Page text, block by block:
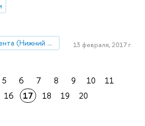
Факультет менеджмента (Нижний Новгород)
13 февраля, 2017 г.
5 6 7 8 9 10
11
16 17 18 19 20